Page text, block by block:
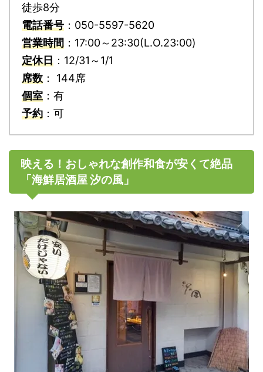
徒歩8分
電話番号 ：050-5597-5620
営業時間 ：17:00～23:30(L.O.23:00)
定休日 ：12/31～1/1
席数 ： 144席
個室 ：有
予約 ：可
映える！おしゃれな創作和食が安くて絶品
「海鮮居酒屋 汐の風」